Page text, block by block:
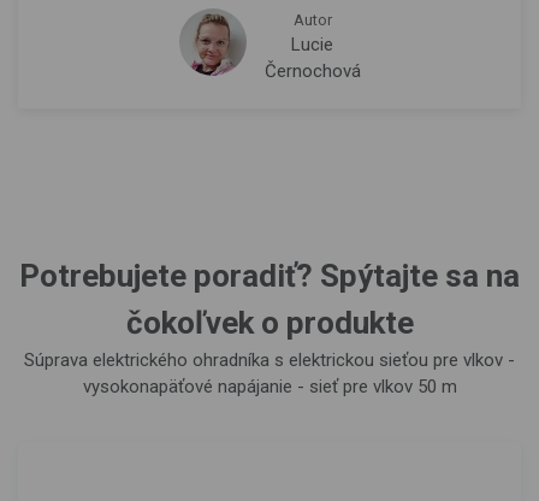
Autor
Lucie
Černochová
Potrebujete poradiť? Spýtajte sa na
čokoľvek o produkte
Súprava elektrického ohradníka s elektrickou sieťou pre vlkov -
vysokonapäťové napájanie - sieť pre vlkov 50 m